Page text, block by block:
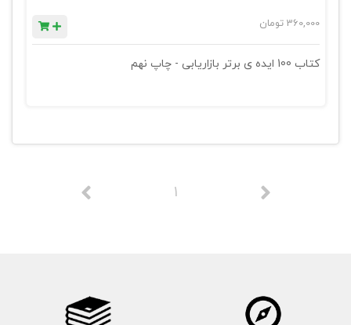
360,000 تومان
کتاب 100 ایده ی برتر بازاریابی - چاپ نهم
1